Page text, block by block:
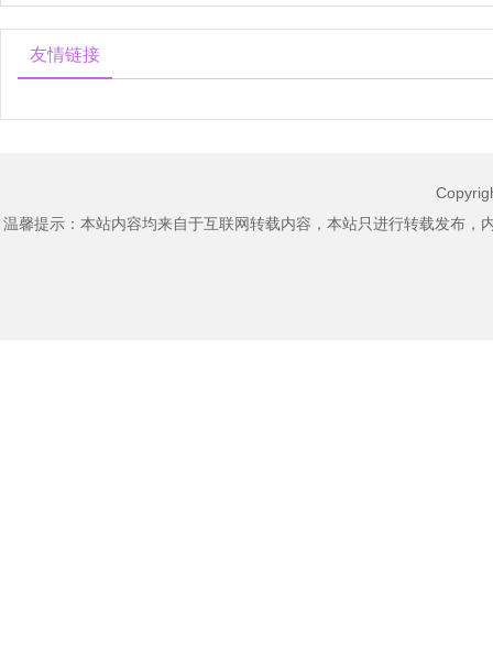
友情链接
温馨提示：本站内容均来自于互联网转载内容，本站只进行转载发布